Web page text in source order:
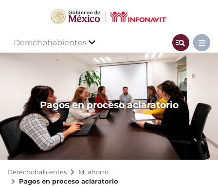
Derechohabientes
Pagos en proceso aclaratorio
Derechohabientes
Mi ahorro
Pagos en proceso aclaratorio